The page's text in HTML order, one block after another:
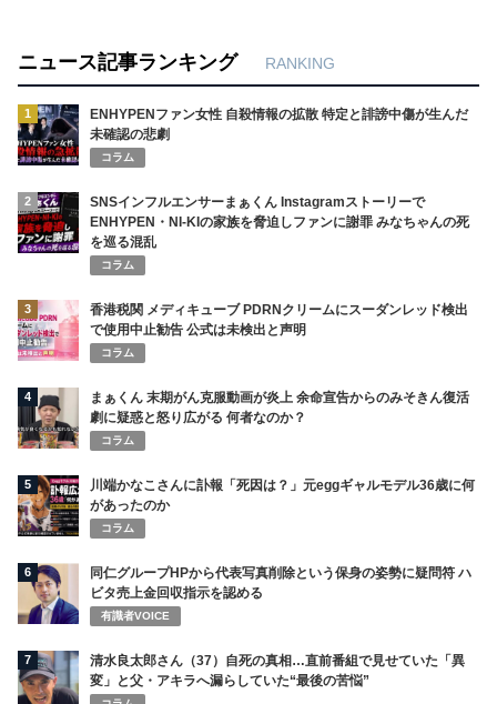
ニュース記事ランキング RANKING
1
ENHYPENファン女性 自殺情報の拡散 特定と誹謗中傷が生んだ
未確認の悲劇
コラム
2
SNSインフルエンサーまぁくん Instagramストーリーで
ENHYPEN・NI-KIの家族を脅迫しファンに謝罪 みなちゃんの死
を巡る混乱
コラム
3
香港税関 メディキューブ PDRNクリームにスーダンレッド検出
で使用中止勧告 公式は未検出と声明
コラム
4
まぁくん 末期がん克服動画が炎上 余命宣告からのみそきん復活
劇に疑惑と怒り広がる 何者なのか？
コラム
5
川端かなこさんに訃報「死因は？」元eggギャルモデル36歳に何
があったのか
コラム
6
同仁グループHPから代表写真削除という保身の姿勢に疑問符 ハ
ビタ売上金回収指示を認める
有識者VOICE
7
清水良太郎さん（37）自死の真相…直前番組で見せていた「異
変」と父・アキラへ漏らしていた“最後の苦悩”